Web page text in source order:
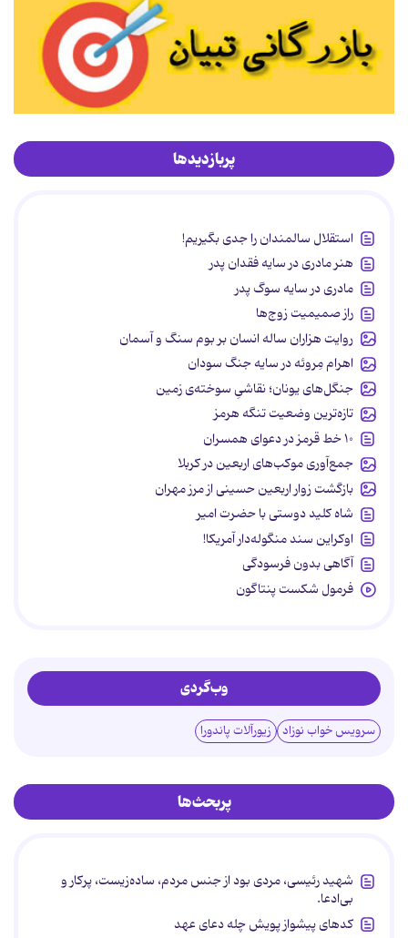
پربازدیدها
استقلال سالمندان را جدی بگیریم!
هنر مادری در سایه‌ فقدان پدر
مادری در سایه سوگ پدر
راز صمیمیت زوج‌ها
روایت هزاران ساله انسان بر بوم سنگ و آسمان
اهرام مِروئه در سایه جنگ سودان
جنگل‌های یونان؛ نقاشیِ سوخته‌ی زمین
تازه‌ترین وضعیت تنگه هرمز
۱۰ خط قرمز در دعوای همسران
جمع‌آوری موکب‌های اربعین در کربلا
بازگشت زوار اربعین حسینی از مرز مهران
شاه کلید دوستی با حضرت امیر
اوکراین سند منگوله‌دار آمریکا!
آگاهی بدون فرسودگی
فرمول شکست پنتاگون
وب‌گردی
سرویس خواب نوزاد زیورآلات پاندورا
پربحث‌ها
شهید رئیسی، مردی بود از جنس مردم، ساده‌زیست، پرکار و
بی‌ادعا.
کدهای پیشواز پویش چله دعای عهد